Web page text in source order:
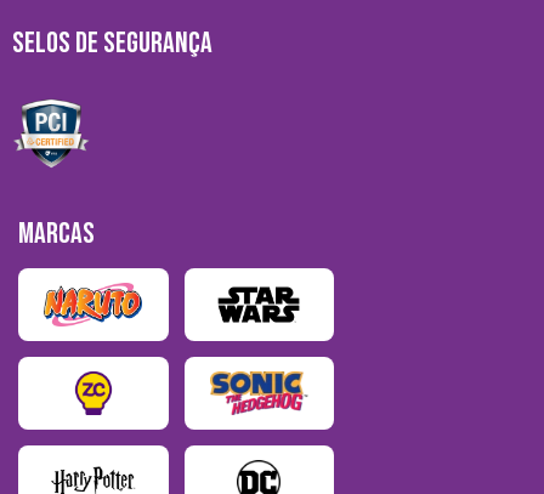
SELOS DE SEGURANÇA
MARCAS